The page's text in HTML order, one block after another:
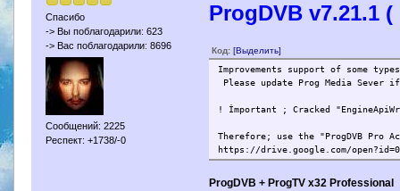
Спасибо
-> Вы поблагодарили: 623
-> Вас поблагодарили: 8696
Сообщений: 2225
Респект: +1738/-0
ProgDVB v7.21.1
Код: [Выделить]
Improvements support of some
Please update Prog Media
! İmportant ; Cracked
Therefore; use the "ProgDVB Pro
https://drive.google.com/
ProgDVB + ProgTV x32 Professional